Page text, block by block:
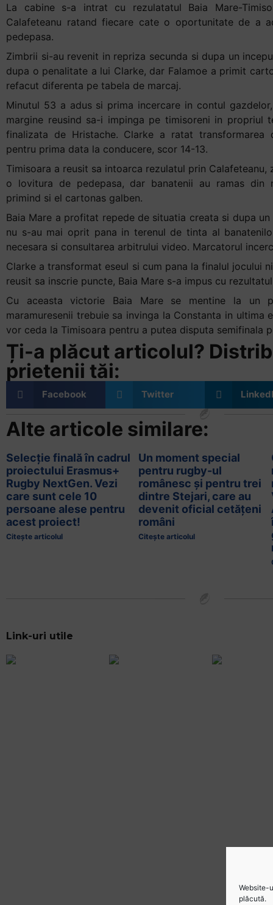
Website-
plăcută.
La cabine s-a intrat cu rezulatatul Baia Mare-
Calafeteanu ratand fiecare cate o oportunitate de a
pedepasa.
Zimbrii si-au revenit in repriza secunda si dupa un
dupa o penalitate a lui Clarke, dar Falamoe a primit
refacut diferenta pe tabela de marcaj.
Minutul 53 a adus si prima incercare in contul
margine reusind sa-i impinga pe timisoreni in propriul
finalizata de Hristache. Clarke a ratat transformarea
pentru prima data la conducere, scor 14-13.
Timisoara a reusit sa intoarca rezulatul prin Calafeteanu,
o lovitura de pedepasa, dar banatenii au ramas din
primind si el cartonas galben.
Baia Mare a profitat repede de situatia creata si dupa
nu s-au mai oprit pana in terenul de tinta al
necesara si consultarea arbitrului video. Marcatorul
Clarke a transformat eseul si cum pana la finalul jocului
reusit sa inscrie puncte, Baia Mare s-a impus cu
Cu aceasta victorie Baia Mare se mentine la un
maramuresenii trebuie sa invinga la Constanta in ultima
vor ceda la Timisoara pentru a putea disputa semifinala
Ți-a plăcut articolul?
prietenii tăi:
Facebook Twitter
Alte articole similare:
Selecție finală în cadrul
proiectului Erasmus+
Rugby NextGen. Vezi
care sunt cele 10
persoane alese pentru
acest proiect!
Citește articolul
Un moment special
pentru rugby-ul
românesc și pentru trei
dintre Stejari, care au
devenit oficial cetățeni
români
Citește articolul
Link-uri utile